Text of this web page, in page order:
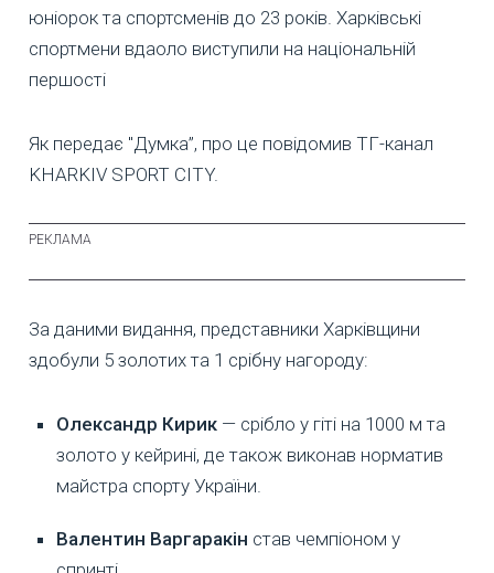
юніорок та спортсменів до 23 років. Харківські
спортмени вдаоло виступили на національній
першості
Як передає "Думка”, про це повідомив ТГ-канал
KHARKIV SPORT CITY.
За даними видання, представники Харківщини
здобули 5 золотих та 1 срібну нагороду:
Олександр Кирик — срібло у гіті на 1000 м та
золото у кейрині, де також виконав норматив
майстра спорту України.
Валентин Варгаракін став чемпіоном у